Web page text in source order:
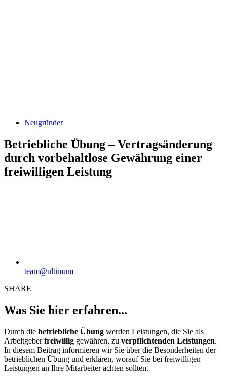
Neugründer
Betriebliche Übung – Vertragsänderung
durch vorbehaltlose Gewährung einer
freiwilligen Leistung
team@ultimum
SHARE
Was Sie hier erfahren...
Durch die betriebliche Übung werden Leistungen, die Sie als
Arbeitgeberfreiwillig gewähren, zu verpflichtenden Leistungen.
In diesem Beitrag informieren wir Sie über die Besonderheiten der
betrieblichen Übung und erklären, worauf Sie bei freiwilligen
Leistungen an Ihre Mitarbeiter achten sollten.